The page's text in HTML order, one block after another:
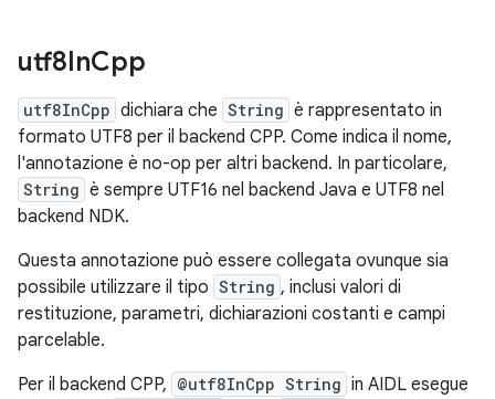
utf8InCpp
utf8InCpp dichiara che String è rappresentato in
formato UTF8 per il backend CPP. Come indica il nome,
l'annotazione è no-op per altri backend. In particolare,
String è sempre UTF16 nel backend Java e UTF8 nel
backend NDK.
Questa annotazione può essere collegata ovunque sia
possibile utilizzare il tipo String , inclusi valori di
restituzione, parametri, dichiarazioni costanti e campi
parcelable.
Per il backend CPP, @utf8InCpp String in AIDL esegue